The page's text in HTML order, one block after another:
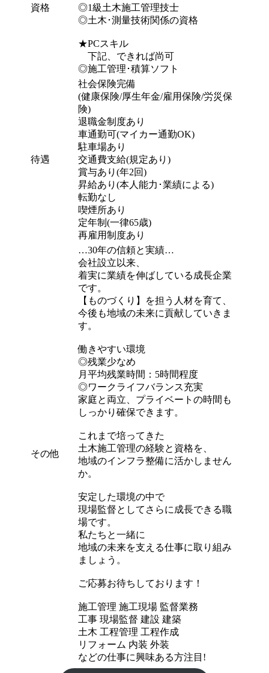
資格
◎1級土木施工管理技士
◎土木･測量技術関係の資格
★PCスキル
下記、できれば尚可
◎施工管理･積算ソフト
待遇
社会保険完備
(健康保険/厚生年金/雇用保険/労災保
険)
退職金制度あり
車通勤可(マイカー通勤OK)
駐車場あり
交通費支給(規定あり)
賞与あり(年2回)
昇給あり(本人能力･業績による)
転勤なし
喫煙所あり
定年制(一律65歳)
再雇用制度あり
その他
…30年の信頼と実績…
会社設立以来、
着実に業績を伸ばしている成長企業
です。
【ものづくり】を担う人材を育て、
今後も地域の未来に貢献していきま
す。
働きやすい環境
◎残業少なめ
月平均残業時間：5時間程度
◎ワークライフバランス充実
家庭と両立、プライベートの時間も
しっかり確保できます。
これまで培ってきた
土木施工管理の経験と資格を、
地域のインフラ整備に活かしません
か。
安定した環境の中で
現場監督としてさらに成長できる職
場です。
私たちと一緒に
地域の未来を支える仕事に取り組み
ましょう。
ご応募お待ちしております！
施工管理 施工現場 監督業務
工事 現場監督 建設 建築
土木 工程管理 工程作成
リフォーム 内装 外装
などの仕事に興味ある方注目!